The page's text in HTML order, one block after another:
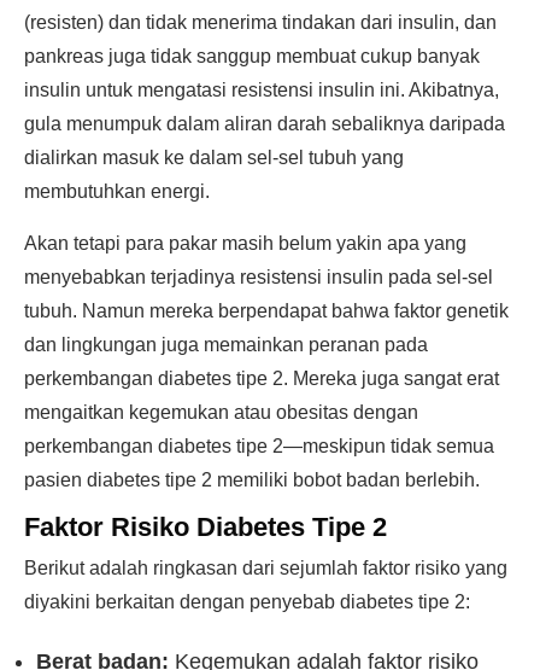
(resisten) dan tidak menerima tindakan dari insulin, dan
pankreas juga tidak sanggup membuat cukup banyak
insulin untuk mengatasi resistensi insulin ini. Akibatnya,
gula menumpuk dalam aliran darah sebaliknya daripada
dialirkan masuk ke dalam sel-sel tubuh yang
membutuhkan energi.
Akan tetapi para pakar masih belum yakin apa yang
menyebabkan terjadinya resistensi insulin pada sel-sel
tubuh. Namun mereka berpendapat bahwa faktor genetik
dan lingkungan juga memainkan peranan pada
perkembangan diabetes tipe 2. Mereka juga sangat erat
mengaitkan kegemukan atau obesitas dengan
perkembangan diabetes tipe 2—meskipun tidak semua
pasien diabetes tipe 2 memiliki bobot badan berlebih.
Faktor Risiko Diabetes Tipe 2
Berikut adalah ringkasan dari sejumlah faktor risiko yang
diyakini berkaitan dengan penyebab diabetes tipe 2:
Berat badan: Kegemukan adalah faktor risiko